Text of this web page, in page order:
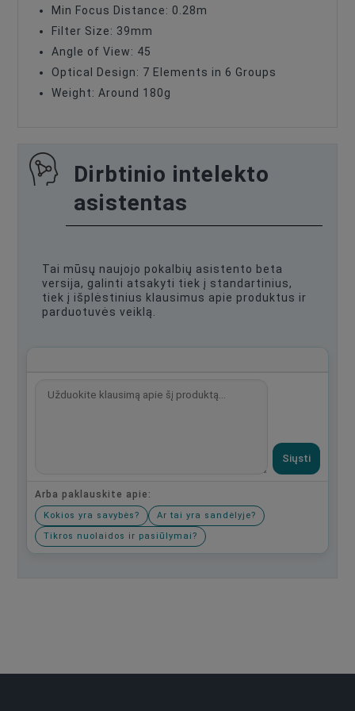
Min Focus Distance: 0.28m
Filter Size: 39mm
Angle of View: 45
Optical Design: 7 Elements in 6 Groups
Weight: Around 180g
Dirbtinio intelekto
asistentas
Tai mūsų naujojo pokalbių asistento beta
versija, galinti atsakyti tiek į standartinius,
tiek į išplėstinius klausimus apie produktus ir
parduotuvės veiklą.
Siųsti
Arba paklauskite apie:
Kokios yra savybės?
Ar tai yra sandėlyje?
Tikros nuolaidos ir pasiūlymai?